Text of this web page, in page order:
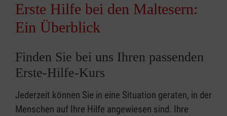
Erste Hilfe bei den Maltesern:
Ein Überblick
Finden Sie bei uns Ihren passenden
Erste-Hilfe-Kurs
Jederzeit können Sie in eine Situation geraten, in der
Menschen auf Ihre Hilfe angewiesen sind. Ihre